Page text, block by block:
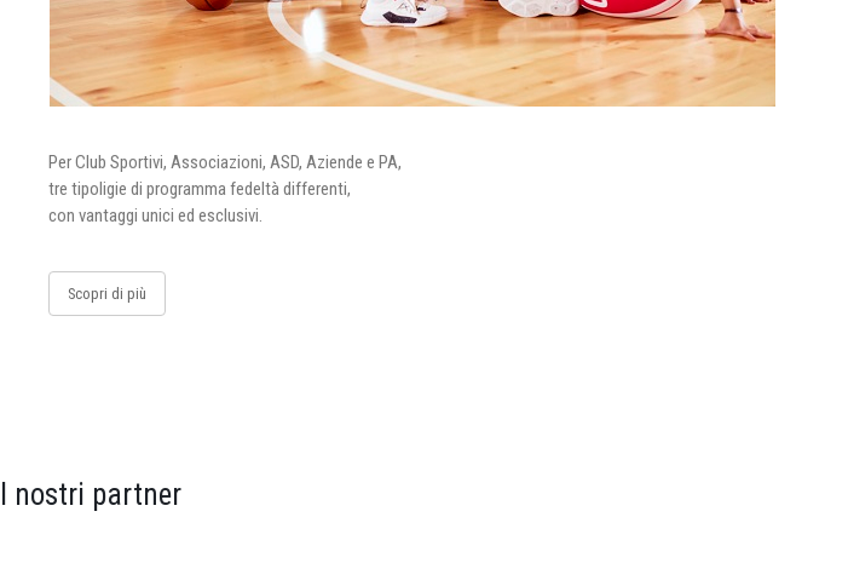
Per Club Sportivi, Associazioni, ASD, Aziende e PA,
tre tipoligie di programma fedeltà differenti,
con vantaggi unici ed esclusivi.
Scopri di più
I nostri partner